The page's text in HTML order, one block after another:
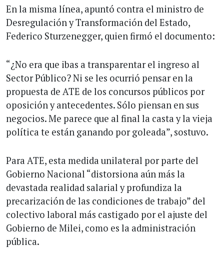
En la misma línea, apuntó contra el ministro de
Desregulación y Transformación del Estado,
Federico Sturzenegger, quien firmó el documento:
“¿No era que ibas a transparentar el ingreso al
Sector Público? Ni se les ocurrió pensar en la
propuesta de ATE de los concursos públicos por
oposición y antecedentes. Sólo piensan en sus
negocios. Me parece que al final la casta y la vieja
política te están ganando por goleada”, sostuvo.
Para ATE, esta medida unilateral por parte del
Gobierno Nacional “distorsiona aún más la
devastada realidad salarial y profundiza la
precarización de las condiciones de trabajo” del
colectivo laboral más castigado por el ajuste del
Gobierno de Milei, como es la administración
pública.